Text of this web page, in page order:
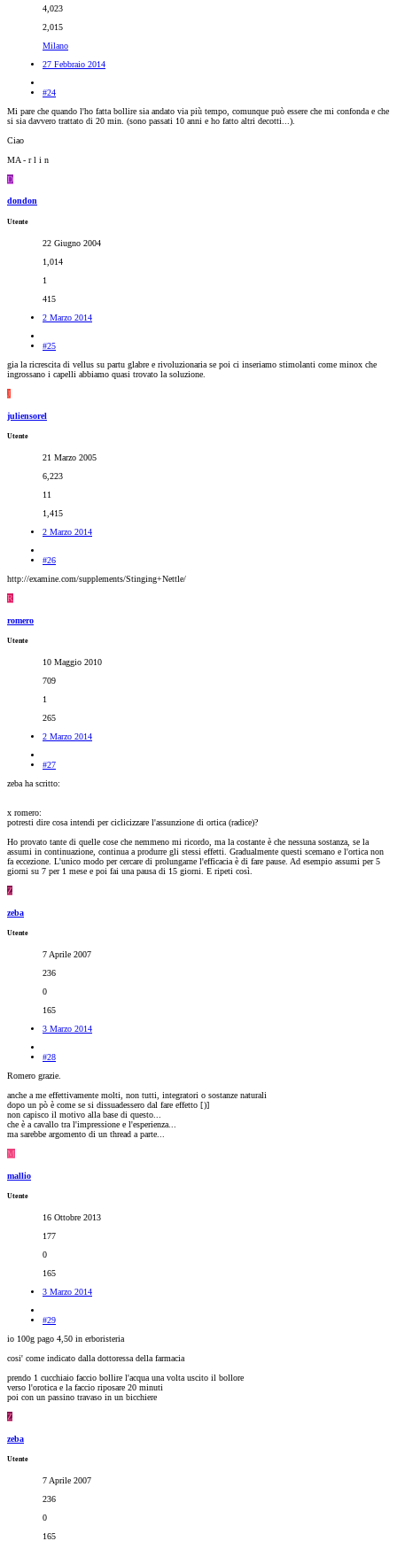
4,023
2,015
Milano
27 Febbraio 2014
#24
Mi pare che quando l'ho fatta bollire sia andato via più tempo, comunque può essere che mi confonda e che
si sia davvero trattato di 20 min. (sono passati 10 anni e ho fatto altri decotti...).
Ciao
MA - r l i n
D
dondon
Utente
22 Giugno 2004
1,014
1
415
2 Marzo 2014
#25
gia la ricrescita di vellus su partu glabre e rivoluzionaria se poi ci inseriamo stimolanti come minox che
ingrossano i capelli abbiamo quasi trovato la soluzione.
J
juliensorel
Utente
21 Marzo 2005
6,223
11
1,415
2 Marzo 2014
#26
http://examine.com/supplements/Stinging+Nettle/
R
romero
Utente
10 Maggio 2010
709
1
265
2 Marzo 2014
#27
zeba ha scritto:
x romero:
potresti dire cosa intendi per ciclicizzare l'assunzione di ortica (radice)?
Ho provato tante di quelle cose che nemmeno mi ricordo, ma la costante è che nessuna sostanza, se la
assumi in continuazione, continua a produrre gli stessi effetti. Gradualmente questi scemano e l'ortica non
fa eccezione. L'unico modo per cercare di prolungarne l'efficacia è di fare pause. Ad esempio assumi per 5
giorni su 7 per 1 mese e poi fai una pausa di 15 giorni. E ripeti così.
Z
zeba
Utente
7 Aprile 2007
236
0
165
3 Marzo 2014
#28
Romero grazie.
anche a me effettivamente molti, non tutti, integratori o sostanze naturali
dopo un pò è come se si dissuadessero dal fare effetto [)]
non capisco il motivo alla base di questo...
che è a cavallo tra l'impressione e l'esperienza...
ma sarebbe argomento di un thread a parte...
M
mallio
Utente
16 Ottobre 2013
177
0
165
3 Marzo 2014
#29
io 100g pago 4,50 in erboristeria
cosi' come indicato dalla dottoressa della farmacia
prendo 1 cucchiaio faccio bollire l'acqua una volta uscito il bollore
verso l'orotica e la faccio riposare 20 minuti
poi con un passino travaso in un bicchiere
Z
zeba
Utente
7 Aprile 2007
236
0
165